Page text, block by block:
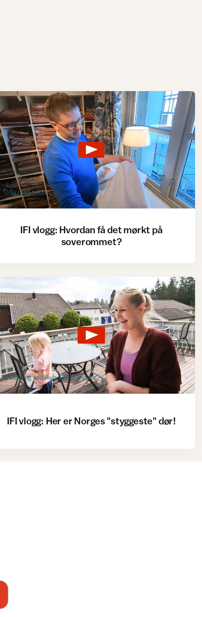
Sy med tekstil
IFI vlogg: Hvordan få det mørkt på
soverommet?
Male og vedlikeholde utendørs
IFI vlogg: Her er Norges "styggeste" dør!